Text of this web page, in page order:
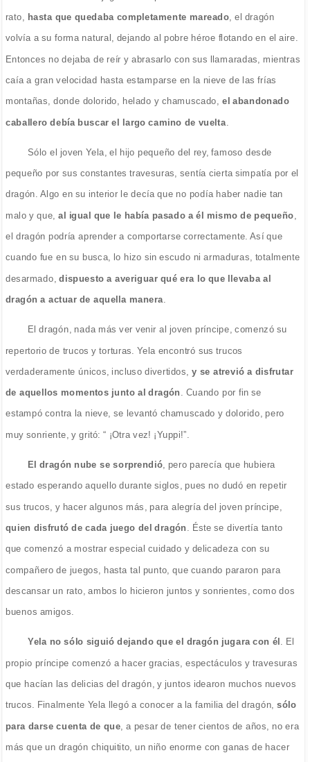
rato, hasta que quedaba completamente mareado , el dragón
volvía a su forma natural, dejando al pobre héroe flotando en el aire.
Entonces no dejaba de reír y abrasarlo con sus llamaradas, mientras
caía a gran velocidad hasta estamparse en la nieve de las frías
montañas, donde dolorido, helado y chamuscado, el abandonado
caballero debía buscar el largo camino de vuelta
Sólo el joven Yela, el hijo pequeño del rey, famoso desde
pequeño por sus constantes travesuras, sentía cierta simpatía por el
dragón. Algo en su interior le decía que no podía haber nadie tan
malo y que, al igual que le había pasado a él mismo de pequeño
el dragón podría aprender a comportarse correctamente. Así que
cuando fue en su busca, lo hizo sin escudo ni armaduras, totalmente
desarmado, dispuesto a averiguar qué era lo que llevaba al
dragón a actuar de aquella manera
El dragón, nada más ver venir al joven príncipe, comenzó su
repertorio de trucos y torturas. Yela encontró sus trucos
verdaderamente únicos, incluso divertidos, y se atrevió a disfrutar
de aquellos momentos junto al dragón . Cuando por fin se
estampó contra la nieve, se levantó chamuscado y dolorido, pero
muy sonriente, y gritó: “ ¡Otra vez! ¡Yuppi!”.
El dragón nube se sorprendió, pero parecía que hubiera
estado esperando aquello durante siglos, pues no dudó en repetir
sus trucos, y hacer algunos más, para alegría del joven príncipe,
quien disfrutó de cada juego del dragón . Éste se divertía tanto
que comenzó a mostrar especial cuidado y delicadeza con su
compañero de juegos, hasta tal punto, que cuando pararon para
descansar un rato, ambos lo hicieron juntos y sonrientes, como dos
buenos amigos.
Yela no sólo siguió dejando que el dragón jugara con él . El
propio príncipe comenzó a hacer gracias, espectáculos y travesuras
que hacían las delicias del dragón, y juntos idearon muchos nuevos
trucos. Finalmente Yela llegó a conocer a la familia del dragón, sólo
para darse cuenta de que , a pesar de tener cientos de años, no era
más que un dragón chiquitito, un niño enorme con ganas de hacer